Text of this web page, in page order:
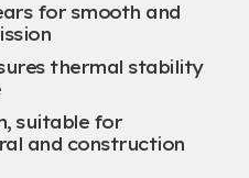
for smooth and
thermal stability
, suitable for
and construction